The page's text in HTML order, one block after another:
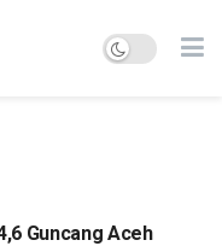
Guncang Aceh